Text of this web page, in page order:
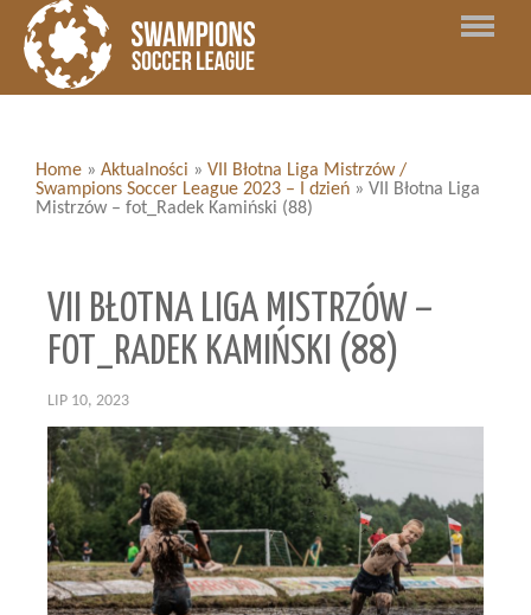
Home » Aktualności » VII Błotna Liga Mistrzów /
Swampions Soccer League 2023 – I dzień » VII Błotna Liga
Mistrzów – fot_Radek Kamiński (88)
VII BŁOTNA LIGA MISTRZÓW –
FOT_RADEK KAMIŃSKI (88)
LIP 10, 2023